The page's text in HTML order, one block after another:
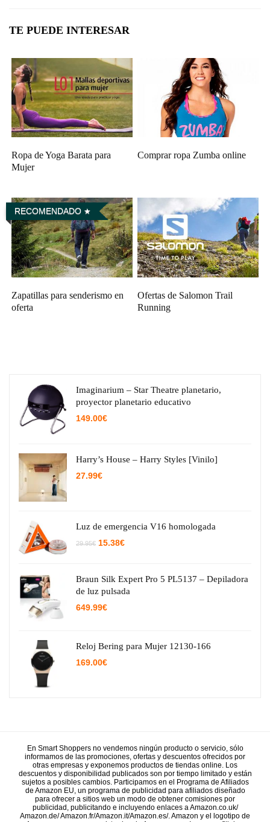
TE PUEDE INTERESAR
Ropa de Yoga Barata para
Mujer
Comprar ropa Zumba online
RECOMENDADO
Zapatillas para senderismo en
oferta
Ofertas de Salomon Trail
Running
Imaginarium – Star Theatre planetario,
proyector planetario educativo
149.00€
Harry’s House – Harry Styles [Vinilo]
27.99€
Luz de emergencia V16 homologada
29.95€ El
29.95€.
15.38€El
15.38€.
Braun Silk Expert Pro 5 PL5137 – Depiladora
de luz pulsada
649.99€
Reloj Bering para Mujer 12130-166
169.00€
En Smart Shoppers no vendemos ningún producto o servicio, sólo
informamos de las promociones, ofertas y descuentos ofrecidos por
otras empresas y exponemos productos de tiendas online. Los
descuentos y disponibilidad publicados son por tiempo limitado y están
sujetos a posibles cambios. Participamos en el Programa de Afiliados
de Amazon EU, un programa de publicidad para afiliados diseñado
para ofrecer a sitios web un modo de obtener comisiones por
publicidad, publicitando e incluyendo enlaces a Amazon.co.uk/
Amazon.de/ Amazon.fr/Amazon.it/Amazon.es/. Amazon y el logotipo de